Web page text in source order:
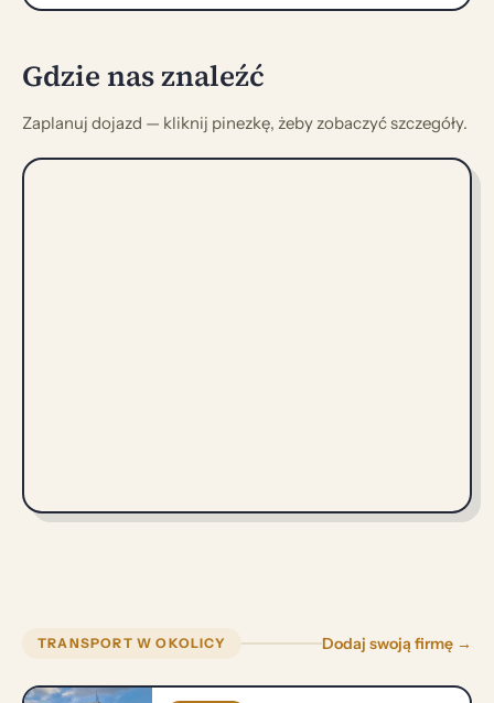
Gdzie nas znaleźć
Zaplanuj dojazd — kliknij pinezkę, żeby zobaczyć szczegóły.
TRANSPORT W OKOLICY Dodaj swoją firmę →